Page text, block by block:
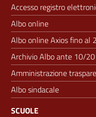
Accesso registro
Albo online
Albo online Axios fino al
Archivio Albo ante 10/
Amministrazione
Albo sindacale
SCUOLE